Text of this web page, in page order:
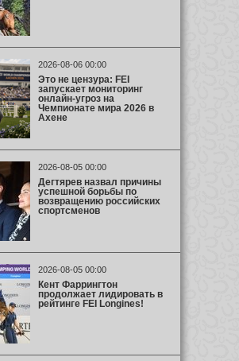
2026-08-06 00:00
Это не цензура: FEI
запускает мониторинг
онлайн-угроз на
Чемпионате мира 2026 в
Ахене
2026-08-05 00:00
Дегтярев назвал причины
успешной борьбы по
возвращению российских
спортсменов
2026-08-05 00:00
Кент Фаррингтон
продолжает лидировать в
рейтинге FEI Longines!